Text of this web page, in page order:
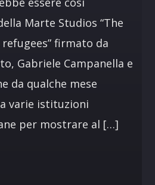
Marte Studios “The
firmato da
Gabriele Campanella e
da qualche mese
varie istituzioni
per mostrare al […]